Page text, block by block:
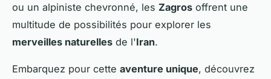
ou un alpiniste chevronné, les Zagros offrent une
multitude de possibilités pour explorer les
merveilles naturelles de l'Iran.
Embarquez pour cette aventure unique, découvrez